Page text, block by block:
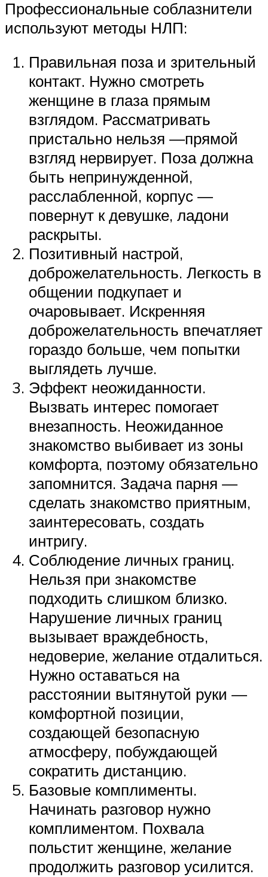
Профессиональные соблазнители
используют методы НЛП:
Правильная поза и зрительный
контакт. Нужно смотреть
женщине в глаза прямым
взглядом. Рассматривать
пристально нельзя —прямой
взгляд нервирует. Поза должна
быть непринужденной,
расслабленной, корпус —
повернут к девушке, ладони
раскрыты.
Позитивный настрой,
доброжелательность. Легкость в
общении подкупает и
очаровывает. Искренняя
доброжелательность впечатляет
гораздо больше, чем попытки
выглядеть лучше.
Эффект неожиданности.
Вызвать интерес помогает
внезапность. Неожиданное
знакомство выбивает из зоны
комфорта, поэтому обязательно
запомнится. Задача парня —
сделать знакомство приятным,
заинтересовать, создать
интригу.
Соблюдение личных границ.
Нельзя при знакомстве
подходить слишком близко.
Нарушение личных границ
вызывает враждебность,
недоверие, желание отдалиться.
Нужно оставаться на
расстоянии вытянутой руки —
комфортной позиции,
создающей безопасную
атмосферу, побуждающей
сократить дистанцию.
Базовые комплименты.
Начинать разговор нужно
комплиментом. Похвала
польстит женщине, желание
продолжить разговор усилится.